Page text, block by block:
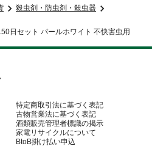
殺虫剤・防虫剤・殺虫器
日セット パールホワイト 不快害虫用
特定商取引法に基づく表記
古物営業法に基づく表記
酒類販売管理者標識の掲示
家電リサイクルについて
BtoB掛け払い申込